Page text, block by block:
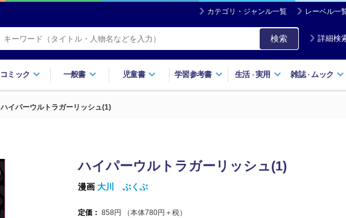
カテゴリ・ジャンル一覧 レーベル一
検索 詳細検
コミック 一般書 児童書 学習参考書 生活・実用 雑誌・ ムック
ハイパーウルトラガーリッシュ(1)
ハイパーウルトラガーリッシュ(1)
漫画 大川 ぶくぶ
定価： 858円 （本体780円＋税）